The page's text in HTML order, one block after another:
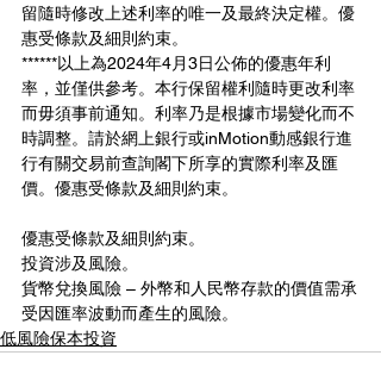
留隨時修改上述利率的唯一及最終決定權。優
惠受條款及細則約束。
******以上為2024年4月3日公佈的優惠年利
率，並僅供參考。本行保留權利隨時更改利率
而毋須事前通知。利率乃是根據市場變化而不
時調整。請於網上銀行或inMotion動感銀行進
行有關交易前查詢閣下所享的實際利率及匯
價。優惠受條款及細則約束。
優惠受條款及細則約束。
投資涉及風險。
貨幣兌換風險 – 外幣和人民幣存款的價值需承
受因匯率波動而產生的風險。
低風險保本投資